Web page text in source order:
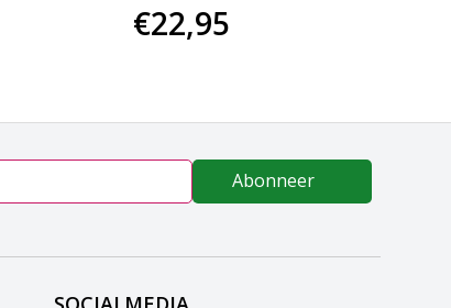
€22,95
Abonneer